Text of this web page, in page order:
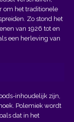
om het traditionele
Zo stond het
van 1926 tot en
een herleving van
inhoudelijk zijn,
Polemiek wordt
dat in het